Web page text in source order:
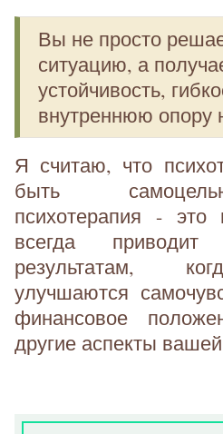
Вы не просто
ситуацию, а
устойчивость,
внутреннюю опору
Я считаю, что
быть
психотерапия - это
всегда
результатам,
улучшаются
финансовое
другие аспекты